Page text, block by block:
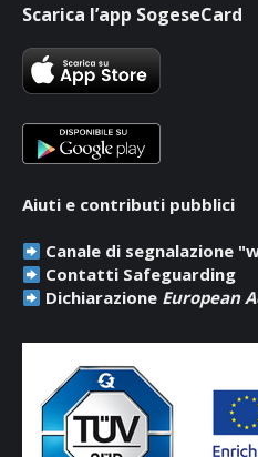
opens
in
new
opens
in
new
opens
in
new
Scarica l’app SogeseCard
Aiuti e contributi pubblici
Canale di segnalazione
Contatti Safeguarding
Dichiarazione European